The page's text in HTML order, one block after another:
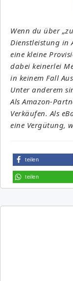
Wenn du über
Dienstleistung in
eine kleine
dabei keinerlei
in keinem Fall
Unter anderem
Als Amazon-
Verkäufen. Als
eine Vergütung,
teilen
teilen